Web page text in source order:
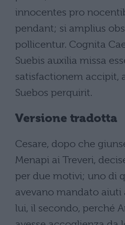
innocentes pro
pendant; si amplius
pollicentur. Cognita
Suebis auxilia missa
satisfactionem accipit,
Suebos perquirit.
Versione tradotta
Cesare, dopo che
Menapi ai Treveri,
per due motivi; uno di
avevano mandato aiuti
lui, il secondo, perché